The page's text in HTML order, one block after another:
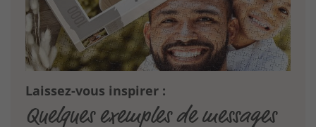
Laissez-vous inspirer :
Quelques exemples de messages